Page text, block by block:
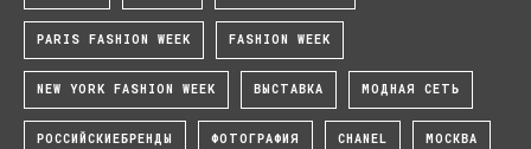
PARIS FASHION WEEK FASHION WEEK
NEW YORK FASHION WEEK ВЫСТАВКА МОДНАЯ СЕТЬ
РОССИЙСКИЕБРЕНДЫ ФОТОГРАФИЯ CHANEL МОСКВА